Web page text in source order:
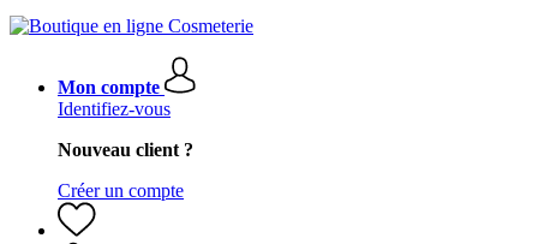
Mon compte
Identifiez-vous
Nouveau client ?
Créer un compte